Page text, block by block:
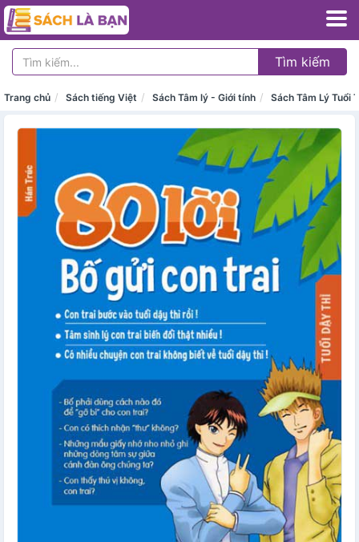
Tìm kiếm
Trang chủ Sách tiếng Việt Sách Tâm lý - Giới tính Sách Tâm Lý Tuổi